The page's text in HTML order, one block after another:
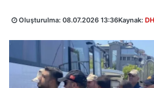
Oluşturulma: 08.07.2026 13:36Kaynak: